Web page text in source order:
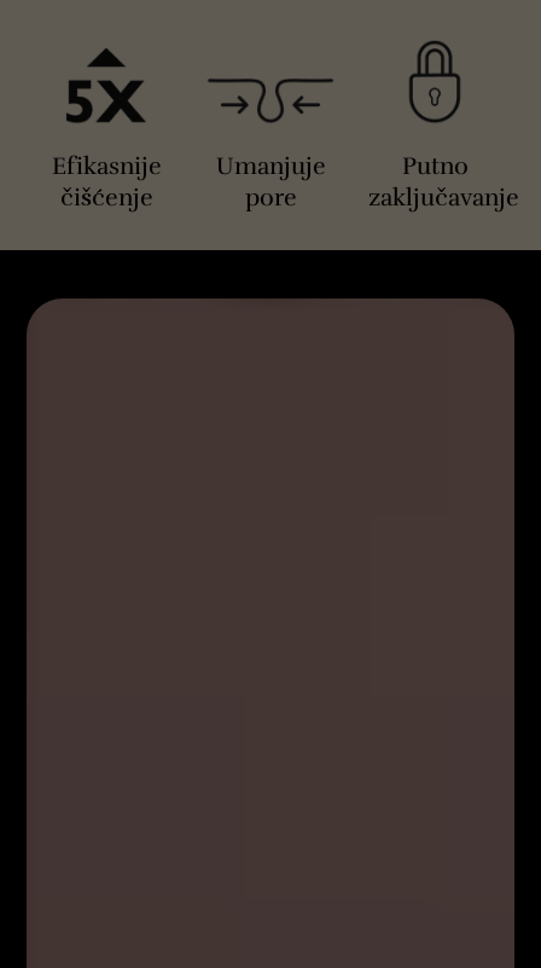
Efikasnije
čišćenje
Umanjuje
pore
Putno
zaključavanje